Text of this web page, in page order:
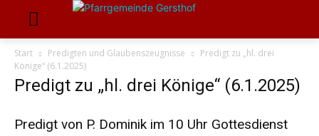
Start Predigten und Glaubenszeugnisse
Predigt zu „hl. drei
Könige“ (6.1.2025)
Predigt zu „hl. drei Könige“ (6.1.2025)
Predigt von P. Dominik im 10 Uhr Gottesdienst